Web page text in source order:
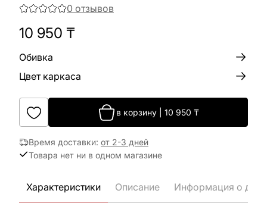
0 отзывов
10 950 ₸
Обивка
Цвет каркаса
в корзину 10 950 ₸
Время доставки: от 2-3 дней
Товара нет ни в одном магазине
Характеристики Описание Информация о